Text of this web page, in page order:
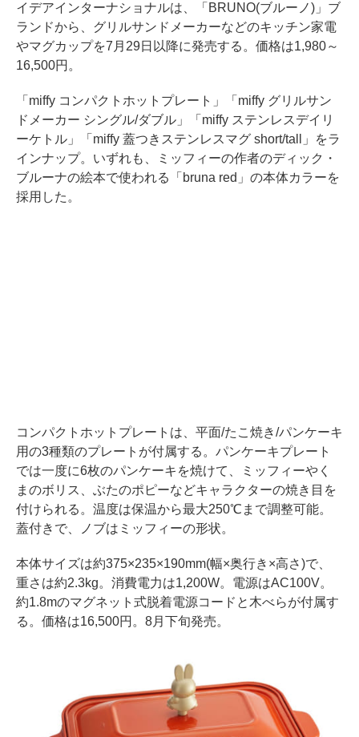
イデアインターナショナルは、「BRUNO(ブルーノ)」ブ
ランドから、グリルサンドメーカーなどのキッチン家電
やマグカップを7月29日以降に発売する。価格は1,980～
16,500円。
「miffy コンパクトホットプレート」「miffy グリルサン
ドメーカー シングル/ダブル」「miffy ステンレスデイリ
ーケトル」「miffy 蓋つきステンレスマグ short/tall」をラ
インナップ。いずれも、ミッフィーの作者のディック・
ブルーナの絵本で使われる「bruna red」の本体カラーを
採用した。
コンパクトホットプレートは、平面/たこ焼き/パンケーキ
用の3種類のプレートが付属する。パンケーキプレート
では一度に6枚のパンケーキを焼けて、ミッフィーやく
まのボリス、ぶたのポピーなどキャラクターの焼き目を
付けられる。温度は保温から最大250℃まで調整可能。
蓋付きで、ノブはミッフィーの形状。
本体サイズは約375×235×190mm(幅×奥行き×高さ)で、
重さは約2.3kg。消費電力は1,200W。電源はAC100V。
約1.8mのマグネット式脱着電源コードと木べらが付属す
る。価格は16,500円。8月下旬発売。